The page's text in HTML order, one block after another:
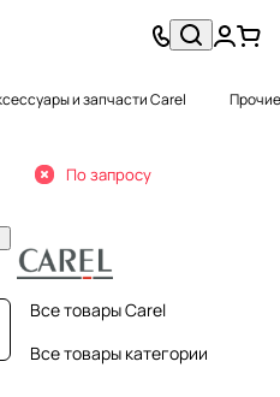
и запчасти Carel
По запросу
Все товары Carel
Все товары категории